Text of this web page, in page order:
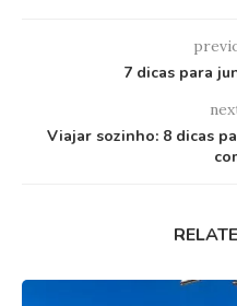
7 dicas para
Viajar sozinho: 8 dicas